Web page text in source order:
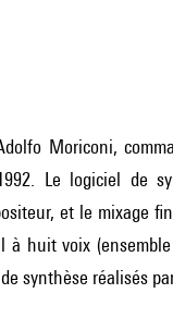
Moriconi,
Le logiciel de
et le mixage
huit voix
synthèse réalisés